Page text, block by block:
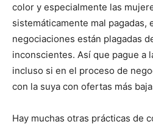
color y especialmente las
sistemáticamente mal pagadas,
negociaciones están plagadas
inconscientes. Así que pague a
incluso si en el proceso de
con la suya con ofertas más
Hay muchas otras prácticas de